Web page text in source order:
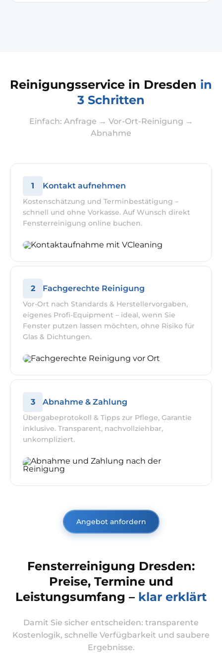
Reinigungsservice in Dresden in
3 Schritten
Einfach: Anfrage → Vor-Ort-Reinigung →
Abnahme
1 Kontakt aufnehmen
Kostenschätzung und Terminbestätigung –
schnell und ohne Vorkasse. Auf Wunsch direkt
Fensterreinigung online buchen.
2 Fachgerechte Reinigung
Vor-Ort nach Standards & Herstellervorgaben,
eigenes Profi-Equipment – ideal, wenn Sie
Fenster putzen lassen möchten, ohne Risiko für
Glas & Dichtungen.
3 Abnahme & Zahlung
Übergabeprotokoll & Tipps zur Pflege, Garantie
inklusive. Transparent, nachvollziehbar,
unkompliziert.
Angebot anfordern
Fensterreinigung Dresden:
Preise, Termine und
Leistungsumfang – klar erklärt
Damit Sie sicher entscheiden: transparente
Kostenlogik, schnelle Verfügbarkeit und saubere
Ergebnisse.